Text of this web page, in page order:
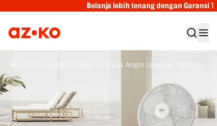
Belanja lebih tenang dengan Garansi Tukar Baru
Beranda Inspirasi